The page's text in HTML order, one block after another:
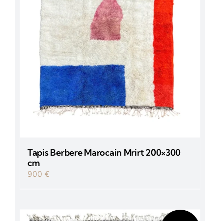
Tapis Berbere Marocain Mrirt 200×300
cm
900 €
Stock épuisé